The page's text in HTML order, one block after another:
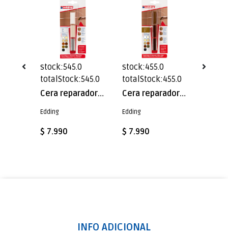
stock:545.0
totalStock:545.0
Cera reparadora muebles de madera Edding E-8901/3 madera Blanco
Edding
$ 7.990
stock:455.0
totalStock:455.0
Cera reparadora muebles de madera Edding E-8901/3 madera Nogal
Edding
$ 7.990
INFO ADICIONAL